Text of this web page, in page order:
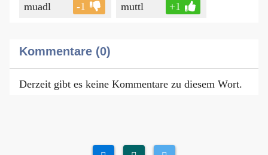
muadl -1 muttl +1
Kommentare (0)
Derzeit gibt es keine Kommentare zu diesem Wort.